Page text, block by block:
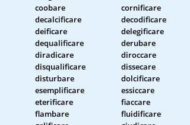
coobare cornificare
decalcificare decodificare
deificare delegificare
dequalificare derubare
diradicare diroccare
disqualificare dissecare
disturbare dolcificare
esemplificare essiccare
eterificare fiaccare
flambare fluidificare